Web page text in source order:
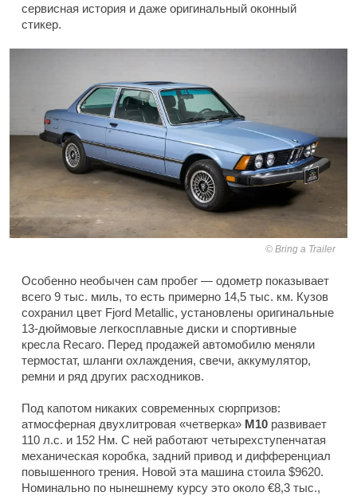
сервисная история и даже оригинальный оконный
стикер.
Bring a Trailer
Особенно необычен сам пробег — одометр показывает
всего 9 тыс. миль, то есть примерно 14,5 тыс. км. Кузов
сохранил цвет Fjord Metallic, установлены оригинальные
13-дюймовые легкосплавные диски и спортивные
кресла Recaro. Перед продажей автомобилю меняли
термостат, шланги охлаждения, свечи, аккумулятор,
ремни и ряд других расходников.
Под капотом никаких современных сюрпризов:
атмосферная двухлитровая «четверка» M10 развивает
110 л.с. и 152 Нм. С ней работают четырехступенчатая
механическая коробка, задний привод и дифференциал
повышенного трения. Новой эта машина стоила $9620.
Номинально по нынешнему курсу это около €8,3 тыс.,